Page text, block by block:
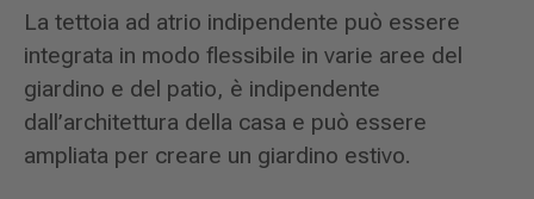
La tettoia ad atrio indipendente può essere
integrata in modo flessibile in varie aree del
giardino e del patio, è indipendente
dall’architettura della casa e può essere
ampliata per creare un giardino estivo.